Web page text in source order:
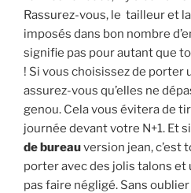
Rassurez-vous, le tailleur et
imposés dans bon nombre
signifie pas pour autant que
! Si vous choisissez de porter
assurez-vous qu’elles ne
genou. Cela vous évitera de
journée devant votre N+1. Et
de bureauversion jean, c’est
porter avec des jolis talons et
pas faire négligé. Sans